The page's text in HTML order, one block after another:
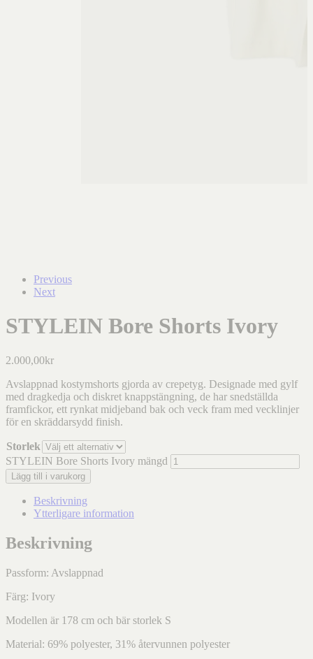
Previous
Next
STYLEIN Bore Shorts Ivory
2.000,00kr
Avslappnad kostymshorts gjorda av crepetyg. Designade med gylf
med dragkedja och diskret knappstängning, de har snedställda
framfickor, ett rynkat midjeband bak och veck fram med vecklinjer
för en skräddarsydd finish.
Storlek
STYLEIN Bore Shorts Ivory mängd
Lägg till i varukorg
Beskrivning
Ytterligare information
Beskrivning
Passform: Avslappnad
Färg: Ivory
Modellen är 178 cm och bär storlek S
Material: 69% polyester, 31% återvunnen polyester